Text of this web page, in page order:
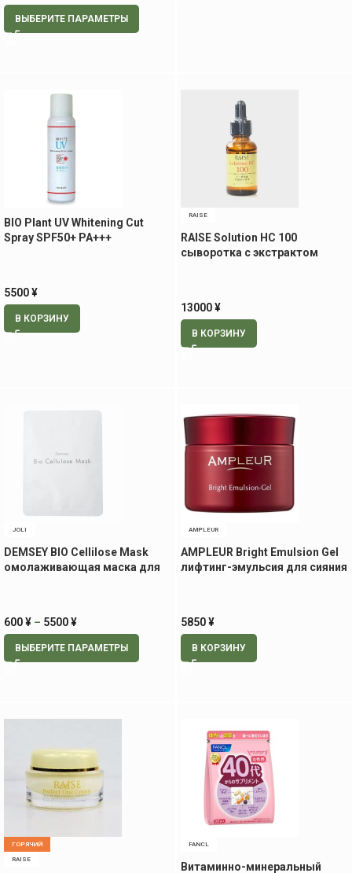
ВЫБЕРИТЕ ПАРАМЕТРЫ
BIO Plant UV Whitening Cut
Spray SPF50+ PA+++
5500¥
В КОРЗИНУ
RAISE
RAISE Solution HC 100
сыворотка с экстрактом
13000¥
В КОРЗИНУ
JOLI
DEMSEY BIO Cellilose Mask
омолаживающая маска для
600¥ – 5500¥
ВЫБЕРИТЕ ПАРАМЕТРЫ
AMPLEUR
AMPLEUR Bright Emulsion Gel
лифтинг-эмульсия для сияния
5850¥
В КОРЗИНУ
ГОРЯЧИЙ
RAISE
FANCL
Витаминно-минеральный